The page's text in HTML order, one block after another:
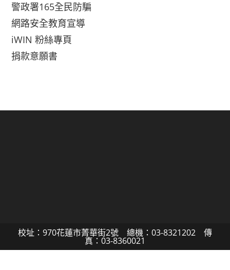
警政署165全民防騙
網路安全教育宣導
iWIN 粉絲專頁
捐款意願書
校址：970花蓮市菁華街2號 總機：03-8321202 傳
真：03-8360021